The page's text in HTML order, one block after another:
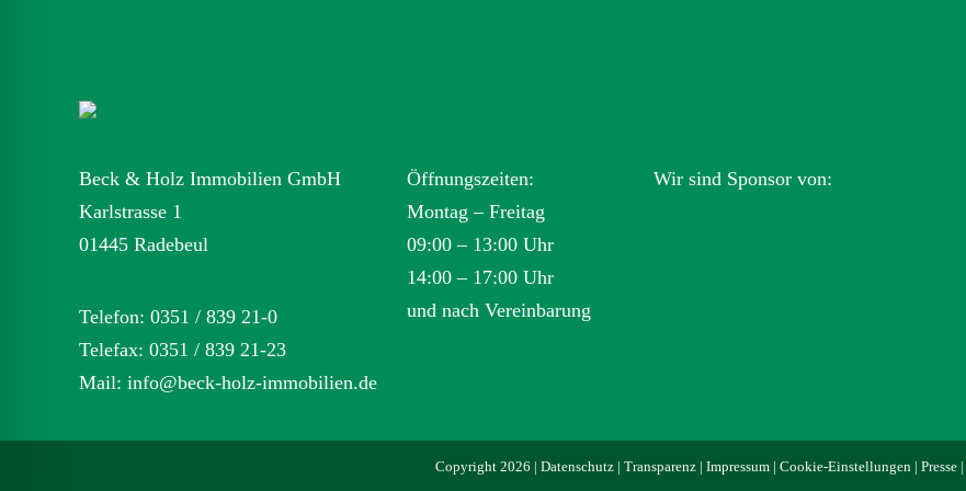
Beck & Holz Immobilien GmbH
Karlstrasse 1
01445 Radebeul
Telefon: 0351 / 839 21-0
Telefax: 0351 / 839 21-23
Mail: info@beck-holz-immobilien.de
Öffnungszeiten:
Montag – Freitag
09:00 – 13:00 Uhr
14:00 – 17:00 Uhr
und nach Vereinbarung
Wir sind Sponsor von:
Copyright 2026 | Datenschutz | Transparenz | Impressum | Cookie-Einstellungen | Presse |